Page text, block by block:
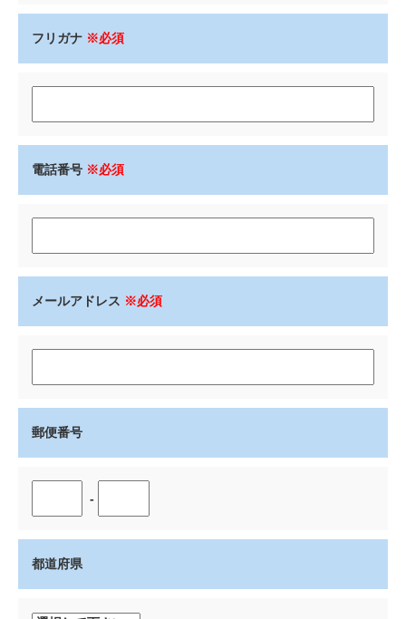
フリガナ ※必須
電話番号 ※必須
メールアドレス ※必須
郵便番号
-
都道府県